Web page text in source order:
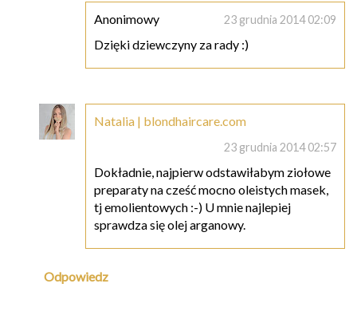
Anonimowy 23 grudnia 2014 02:09
Dzięki dziewczyny za rady :)
Natalia | blondhaircare.com
23 grudnia 2014 02:57
Dokładnie, najpierw odstawiłabym ziołowe
preparaty na cześć mocno oleistych masek,
tj emolientowych :-) U mnie najlepiej
sprawdza się olej arganowy.
Odpowiedz